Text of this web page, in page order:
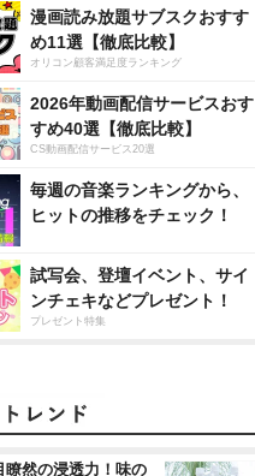
漫画読み放題サブスクおすす
め11選【徹底比較】
オリコン顧客満足度ランキング
2026年動画配信サービスおす
すめ40選【徹底比較】
CS動画配信サービス20選
毎週の音楽ランキングから、
ヒットの推移をチェック！
試写会、登壇イベント、サイ
ンチェキなどプレゼント！
プレゼント特集
瞭然の浸透力！味の